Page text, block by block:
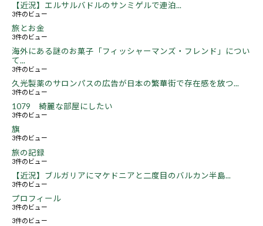
【近況】エルサルバドルのサンミゲルで連泊...
3件のビュー
旅とお金
3件のビュー
海外にある謎のお菓子「フィッシャーマンズ・フレンド」につい
て...
3件のビュー
久光製薬のサロンパスの広告が日本の繁華街で存在感を放つ...
3件のビュー
1079 綺麗な部屋にしたい
3件のビュー
旗
3件のビュー
旅の記録
3件のビュー
【近況】ブルガリアにマケドニアと二度目のバルカン半島...
3件のビュー
プロフィール
3件のビュー
3件のビュー